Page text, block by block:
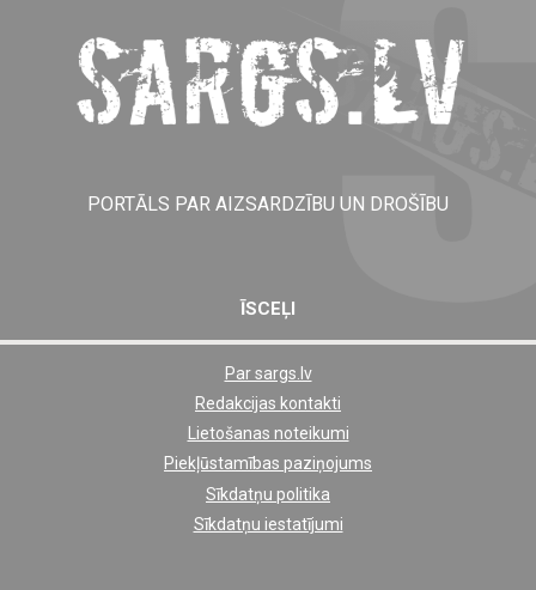
PORTĀLS PAR AIZSARDZĪBU UN DROŠĪBU
ĪSCEĻI
Par sargs.lv
Redakcijas kontakti
Lietošanas noteikumi
Piekļūstamības paziņojums
Sīkdatņu politika
Sīkdatņu iestatījumi